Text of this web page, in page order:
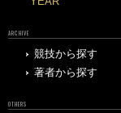
ARCHIVE
競技から探す
著者から探す
OTHERS